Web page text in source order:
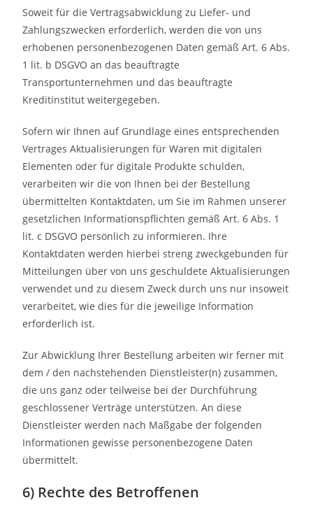
Soweit für die Vertragsabwicklung zu Liefer- und
Zahlungszwecken erforderlich, werden die von uns
erhobenen personenbezogenen Daten gemäß Art. 6 Abs.
1 lit. b DSGVO an das beauftragte
Transportunternehmen und das beauftragte
Kreditinstitut weitergegeben.
Sofern wir Ihnen auf Grundlage eines entsprechenden
Vertrages Aktualisierungen für Waren mit digitalen
Elementen oder für digitale Produkte schulden,
verarbeiten wir die von Ihnen bei der Bestellung
übermittelten Kontaktdaten, um Sie im Rahmen unserer
gesetzlichen Informationspflichten gemäß Art. 6 Abs. 1
lit. c DSGVO persönlich zu informieren. Ihre
Kontaktdaten werden hierbei streng zweckgebunden für
Mitteilungen über von uns geschuldete Aktualisierungen
verwendet und zu diesem Zweck durch uns nur insoweit
verarbeitet, wie dies für die jeweilige Information
erforderlich ist.
Zur Abwicklung Ihrer Bestellung arbeiten wir ferner mit
dem / den nachstehenden Dienstleister(n) zusammen,
die uns ganz oder teilweise bei der Durchführung
geschlossener Verträge unterstützen. An diese
Dienstleister werden nach Maßgabe der folgenden
Informationen gewisse personenbezogene Daten
übermittelt.
6) Rechte des Betroffenen